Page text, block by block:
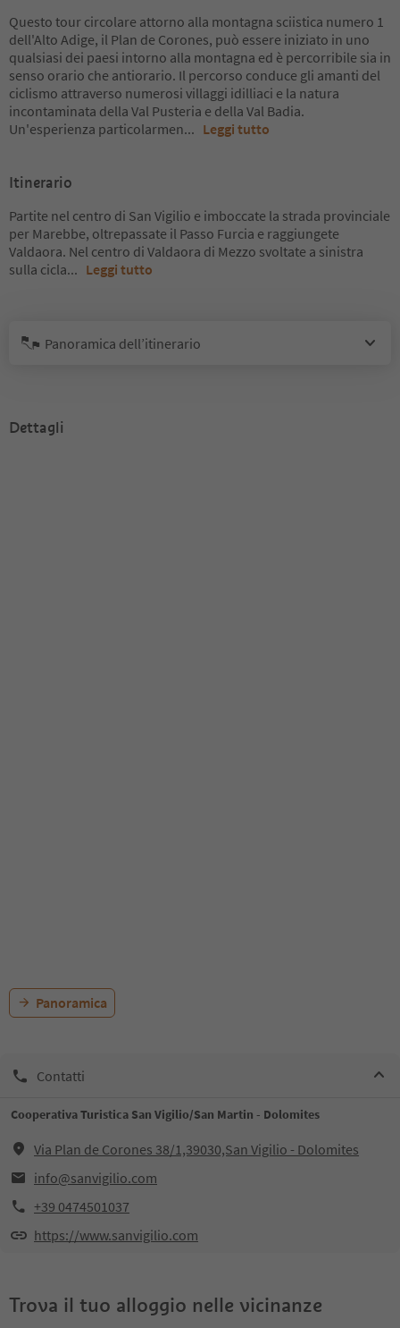
Questo tour circolare attorno alla montagna sciistica numero 1
dell'Alto Adige, il Plan de Corones, può essere iniziato in uno
qualsiasi dei paesi intorno alla montagna ed è percorribile sia in
senso orario che antiorario. Il percorso conduce gli amanti del
ciclismo attraverso numerosi villaggi idilliaci e la natura
incontaminata della Val Pusteria e della Val Badia.
Un'esperienza particolarmen... Leggi tutto
Itinerario
Partite nel centro di San Vigilio e imboccate la strada provinciale
per Marebbe, oltrepassate il Passo Furcia e raggiungete
Valdaora. Nel centro di Valdaora di Mezzo svoltate a sinistra
sulla cicla... Leggi tutto
Panoramica dell’itinerario
Dettagli
Panoramica
Contatti
Cooperativa Turistica San Vigilio/San Martin - Dolomites
Via Plan de Corones 38/1,39030,San Vigilio - Dolomites
info@sanvigilio.com
+39 0474501037
https://www.sanvigilio.com
Trova il tuo alloggio nelle vicinanze